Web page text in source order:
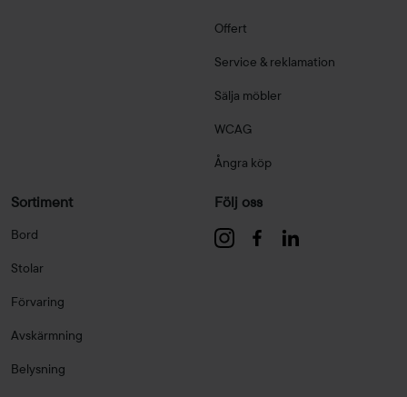
Offert
Service & reklamation
Sälja möbler
WCAG
Ångra köp
Sortiment
Bord
Stolar
Förvaring
Avskärmning
Belysning
Följ oss